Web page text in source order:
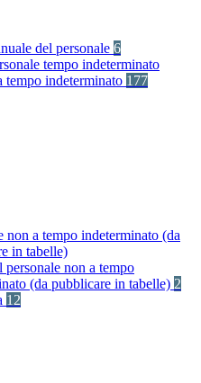
del personale 6
tempo indeterminato
tempo indeterminato 177
non a tempo indeterminato (da
in tabelle)
personale non a tempo
(da pubblicare in tabelle) 2
12